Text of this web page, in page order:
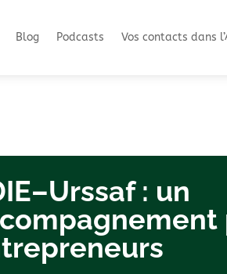
Blog Podcasts Vos contacts dans
: un